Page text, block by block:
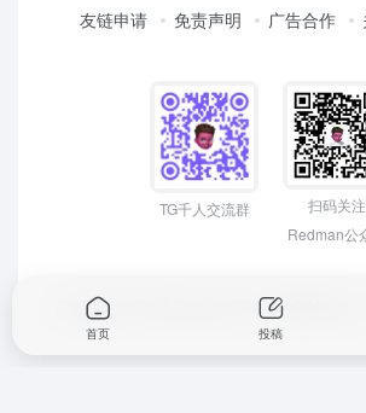
友链申请 免责声明 广告合作
TG千人交流群
扫码关注
Redman公
Copyright © 2026 Redman3721 | 网络创富 先人
首页 投稿